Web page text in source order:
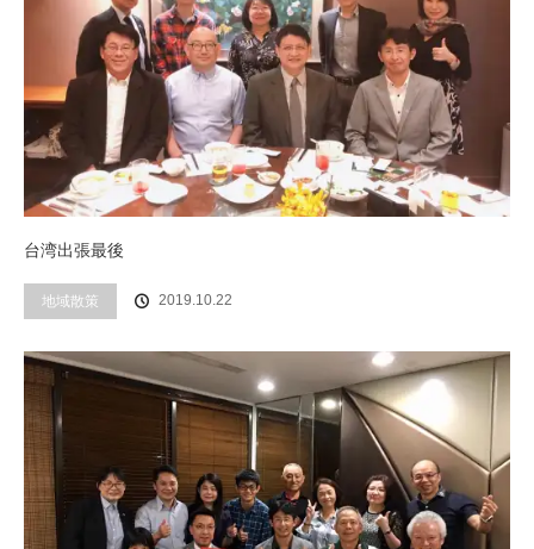
台湾出張最後
地域散策 2019.10.22